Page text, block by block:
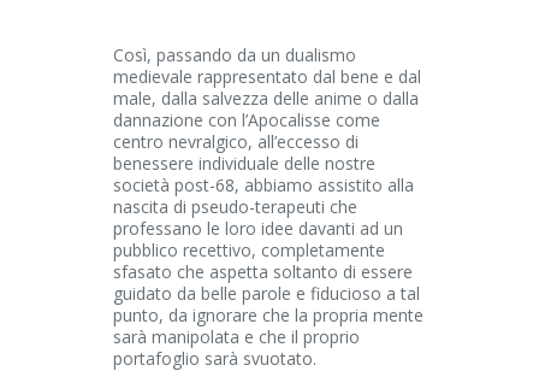
Così, passando da un dualismo
medievale rappresentato dal bene e dal
male, dalla salvezza delle anime o dalla
dannazione con l’Apocalisse come
centro nevralgico, all’eccesso di
benessere individuale delle nostre
società post-68, abbiamo assistito alla
nascita di pseudo-terapeuti che
professano le loro idee davanti ad un
pubblico recettivo, completamente
sfasato che aspetta soltanto di essere
guidato da belle parole e fiducioso a tal
punto, da ignorare che la propria mente
sarà manipolata e che il proprio
portafoglio sarà svuotato.